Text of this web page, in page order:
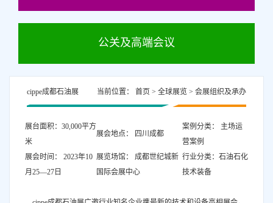
公关及高端会议
cippe成都石油展 当前位置： 首页 > 全球展览 > 会展组织及承办
展台面积：30,000平方
米
展会地点： 四川成都
案例分类： 主场运
营案例
展会时间： 2023年10
月25—27日
展览场馆： 成都世纪城新
国际会展中心
行业分类：石油石化
技术装备